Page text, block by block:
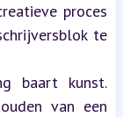
proces
te
baart kunst.
van een